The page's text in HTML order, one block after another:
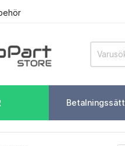
Betalningssätt